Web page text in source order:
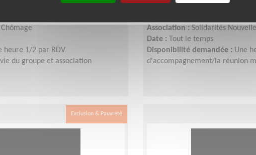
heure 1/2 par RDV
du groupe et association
Association : Solidarités
Date :
Tout le temps
Disponibilité demandée : Une
d'accompagnement/la réunion
Exclusion & Pauvreté